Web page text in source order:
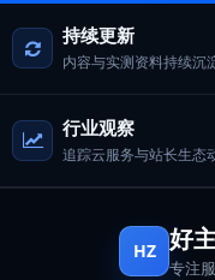
持续更新
内容与实测资料持续沉
行业观察
追踪云服务与站长生态
HZ 好
专注